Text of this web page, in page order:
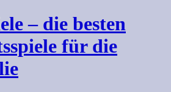
– die besten
für die